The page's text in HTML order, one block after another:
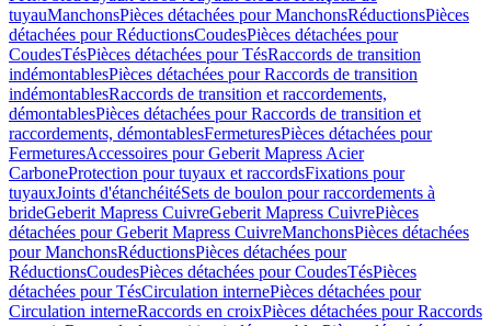
tuyauManchonsPièces détachées pour ManchonsRéductionsPièces
détachées pour RéductionsCoudesPièces détachées pour
CoudesTésPièces détachées pour TésRaccords de transition
indémontablesPièces détachées pour Raccords de transition
indémontablesRaccords de transition et raccordements,
démontablesPièces détachées pour Raccords de transition et
raccordements, démontablesFermeturesPièces détachées pour
FermeturesAccessoires pour Geberit Mapress Acier
CarboneProtection pour tuyaux et raccordsFixations pour
tuyauxJoints d'étanchéitéSets de boulon pour raccordements à
brideGeberit Mapress CuivreGeberit Mapress CuivrePièces
détachées pour Geberit Mapress CuivreManchonsPièces détachées
pour ManchonsRéductionsPièces détachées pour
RéductionsCoudesPièces détachées pour CoudesTésPièces
détachées pour TésCirculation internePièces détachées pour
Circulation interneRaccords en croixPièces détachées pour Raccords